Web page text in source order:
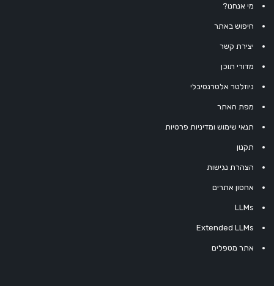
מי אנחנו?
חיפוש באתר
יצירת קשר
מדורי תוכן
ניוזלטר אלטרנטיבלי
מפת האתר
תנאי שימוש ומדיניות פרטיות
תקנון
הצהרת נגישות
אחסון אתרים
LLMs
Extended LLMs
אתר מטפלים